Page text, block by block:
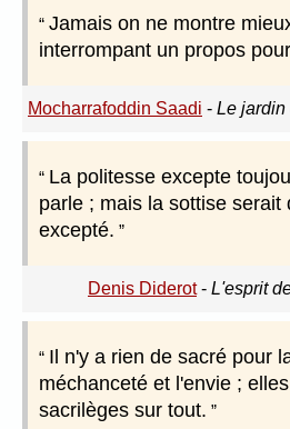
Jamais on ne montre
interrompant un propos
Mocharrafoddin Saadi - Le jardin
La politesse excepte
parle ; mais la sottise serait
excepté.
Denis Diderot- L'esprit
Il n'y a rien de sacré pour
méchanceté et l'envie ;
sacrilèges sur tout.